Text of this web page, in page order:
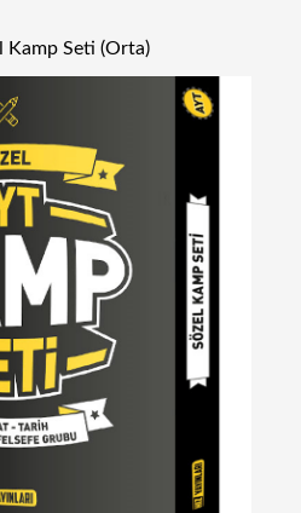
Kamp Seti (Orta)